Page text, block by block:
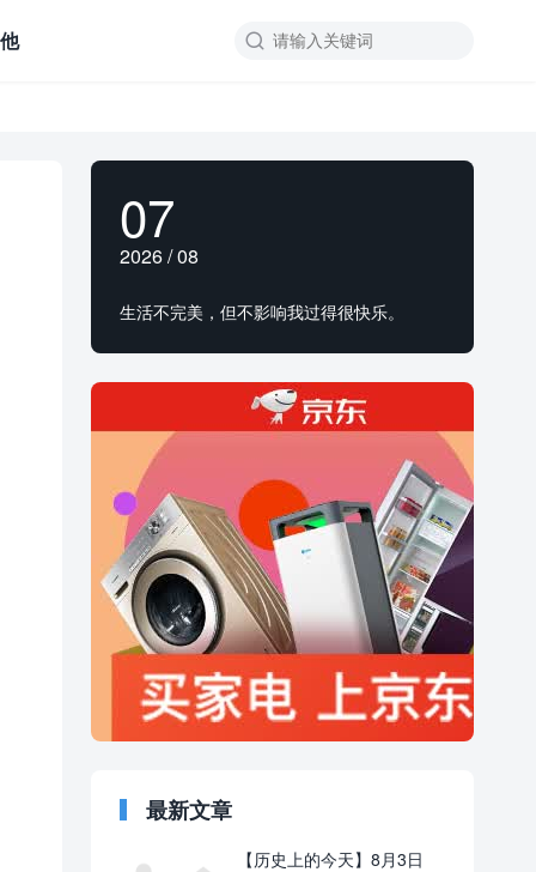

07
2026 / 08
生活不完美，但不影响我过得很快乐。
最新文章
【历史上的今天】8月3日